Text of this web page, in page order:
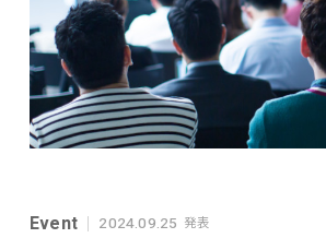
ニュース・イベント
シンプレクスグループ基本情報
Event 2024.09.25 発表